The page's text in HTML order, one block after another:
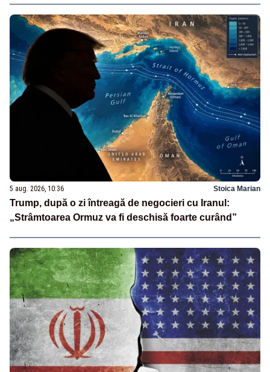
5 aug. 2026, 10:36 Stoica Marian
Trump, după o zi întreagă de negocieri cu Iranul:
„Strâmtoarea Ormuz va fi deschisă foarte curând”